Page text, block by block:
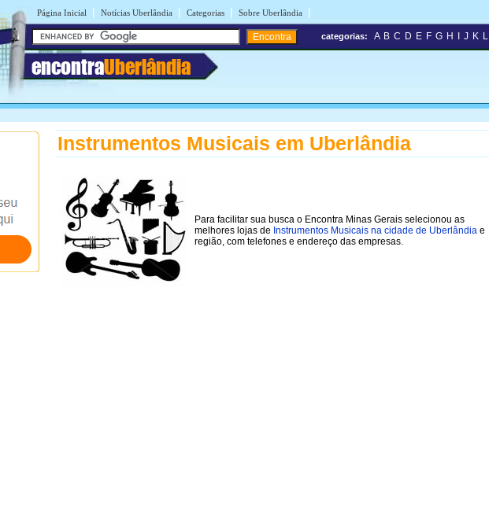
Página Inicial | Notícias Uberlândia | Categorias | Sobre Uberlândia |
encontraUberlândia
categorias: A B C D E F G H J K L
Instrumentos Musicais em Uberlândia
Para facilitar sua busca o Encontra Minas Gerais selecionou as
melhores lojas de Instrumentos Musicais na cidade de Uberlândia e
região, com telefones e endereço das empresas.